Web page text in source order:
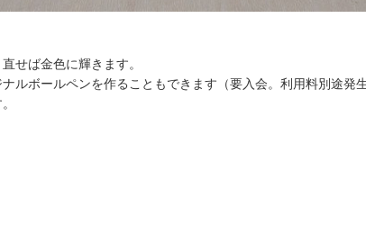
せば金色に輝きます。
ルボールペンを作ることもできます（要入会。利用料別途発